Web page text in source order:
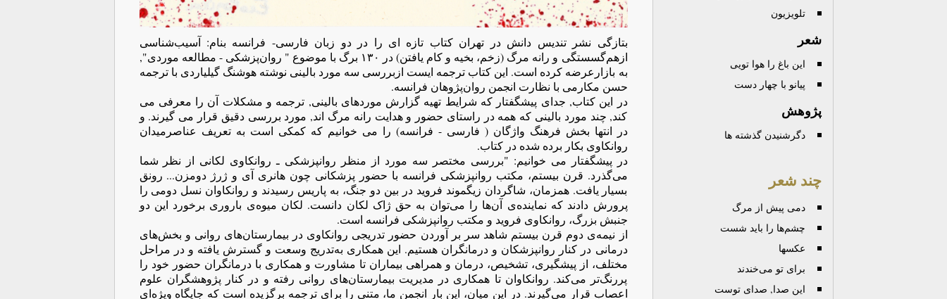
بتازگی نشر تندیس دانش در تهران کتاب تازه ای را در دو زبان فارسی- فرانسه بنام: آسیب‌شناسی
ازهم‌گسستگی و رانه مرگ (زخم، بخیه و کام یافتن) در ۱۳۰ برگ با موضوع " روان‌پزشکی - مطالعه موردی",
به بازارعرضه کرده است. این کتاب ترجمه ایست ازبررسی سه مورد بالینی نوشته هوشنگ گیلیاردی با ترجمه
حسن مکارمی با نظارت انجمن روان‌پژوهان فرانسه.
در این کتاب, جدای پیشگفتار که شرایط تهیه گزارش موردهای بالینی, ترجمه و مشکلات آن را معرفی می
کند, چند مورد بالینی که همه در راستای حضور و هدایت رانه مرگ اند, مورد بررسی دقیق قرار می گیرند. و
در انتها بخش فرهنگ واژگان ( فارسی - فرانسه) را می خوانیم که کمکی است به تعریف عناصرمیدان
روانکاوی بکار برده شده در کتاب.
در پیشگفتار می خوانیم: "بررسی مختصر سه مورد از منظر روانپزشکی ـ روانکاوی لکانی از نظر شما
می‌گذرد. قرن بیستم، مکتب روانپزشکی فرانسه با حضور پزشکانی چون هانری آی و ژرژ دومزن... رونق
بسیار یافت. همزمان، شاگردان زیگموند فروید در بین دو جنگ، به پاریس رسیدند و روانکاوان نسل دومی را
پرورش دادند که نماینده‌ی آن‌ها را می‌توان به حق ژاک لکان دانست. لکان میوه‌ی باروری برخورد این دو
جنبش بزرگ، روانکاوی فروید و مکتب روانپزشکی فرانسه است.
از نیمه‌ی دوم قرن بیستم شاهد سر بر آوردن حضور تدریجی روانکاوی در بیمارستان‌های روانی و بخش‌های
درمانی در کنار روانپزشکان و درمانگران هستیم. این همکاری به‌تدریج وسعت و گسترش یافته و در مراحل
مختلف، از پیشگیری، تشخیص، درمان و همراهی بیماران تا مشاورت و همکاری با درمانگران حضور خود را
پررنگ‌تر می‌کند. روانکاوان تا همکاری در مدیریت بیمارستان‌های روانی رفته و در کنار پژوهشگران علوم
اعصاب قرار می‌گیرند. در این میان، این بار انجمن ما، متنی را برای ترجمه برگزیده است که جایگاه ویژه‌ای
تلویزیون
شعر
این باغ را هوا تویی
پيانو با چهار دست
پژوهش
دگرشنیدن گذشته ها
چند شعر
دمی پیش از مرگ
چشم‌ها را باید شست
عكسها
برای تو می‌خندند
این صدا, صدای توست